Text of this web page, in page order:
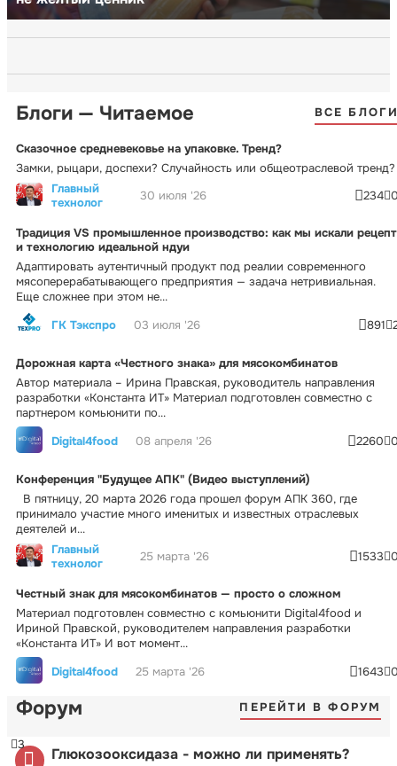
Блоги — Читаемое ВСЕ
Сказочное средневековье на упаковке. Тренд?
Замки, рыцари, доспехи? Случайность или общеотраслевой тренд?
Главный
технолог
30 июля '26 234
Традиция VS промышленное производство: как мы искали рецепт
и технологию идеальной ндуи
Адаптировать аутентичный продукт под реалии современного
мясоперерабатывающего предприятия — задача нетривиальная.
Еще сложнее при этом не...
ГК Тэкспро
03 июля '26 891
Дорожная карта «Честного знака» для мясокомбинатов
Автор материала – Ирина Правская, руководитель направления
разработки «Константа ИТ» Материал подготовлен совместно с
партнером комьюнити по...
Digital4food
08 апреля '26 2260
Конференция "Будущее АПК" (Видео выступлений)
В пятницу, 20 марта 2026 года прошел форум АПК 360, где
принимало участие много именитых и известных отраслевых
деятелей и...
Главный
технолог
25 марта '26 1533
Честный знак для мясокомбинатов — просто о сложном
Материал подготовлен совместно с комьюнити Digital4food и
Ириной Правской, руководителем направления разработки
«Константа ИТ» И вот момент...
Digital4food
25 марта '26 1643
Форум ПЕРЕЙТИ В ФОРУМ
Глюкозооксидаза - можно ли применять?
3